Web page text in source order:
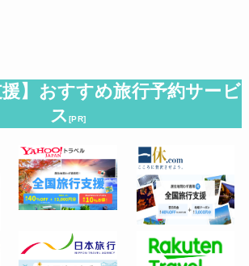
援】おすすめ旅行予約サービ
ス[PR]